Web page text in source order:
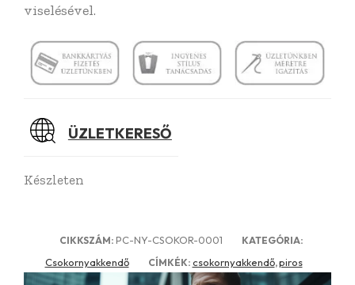
viselésével.
ÜZLETKERESŐ
Készleten
CIKKSZÁM: PC-NY-CSOKOR-0001 KATEGÓRIA:
Csokornyakkendő CÍMKÉK: csokornyakkendő,piros